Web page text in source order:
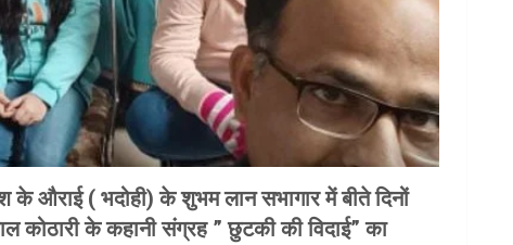
के औराई ( भदोही) के शुभम लान सभागार में बीते दिनों
कोठारी के कहानी संग्रह ” छुटकी की विदाई” का